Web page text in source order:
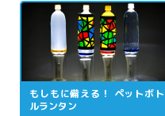
もしもに備える！ ペットボト
ルランタン